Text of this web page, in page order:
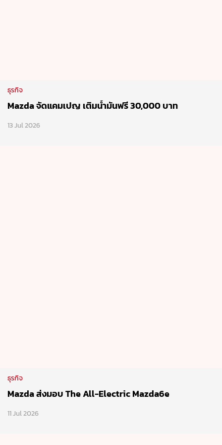
ธุรกิจ
Mazda จัดแคมเปญ เติมน้ำมันฟรี 30,000 บาท
13 Jul 2026
ธุรกิจ
Mazda ส่งมอบ The All-Electric Mazda6e
11 Jul 2026